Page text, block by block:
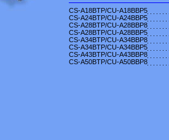
СS-A18BTP/CU-A18BBP5
СS-A24BTP/CU-A24BBP5
СS-A28BTP/CU-A28BBP8
СS-A28BTP/CU-A28BBP5
СS-A34BTP/CU-A34BBP8
СS-A34BTP/CU-A34BBP5
СS-A43BTP/CU-A43BBP8
СS-A50BTP/CU-A50BBP8